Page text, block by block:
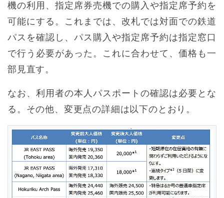
機の利用、指定席券売機での購入や指定席予約を
可能にする。これまでは、改札では対面での鉄道
パスを確認し、パス購入や指定席予約は指定窓口
で行う必要があった。これに合わせて、価格も一
部見直す。
なお、利用者の本人パスポートの確認は必要とな
る。その他、変更点の詳細は以下のとおり。